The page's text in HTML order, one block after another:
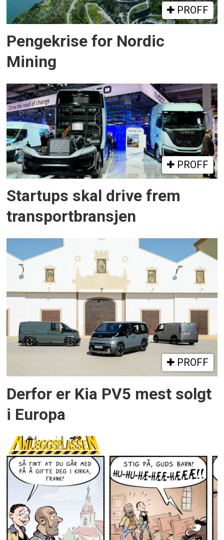
PROFF
Pengekrise for Nordic
Mining
PROFF
Startups skal drive frem
transportbransjen
PROFF
Derfor er Kia PV5 mest solgt
i Europa